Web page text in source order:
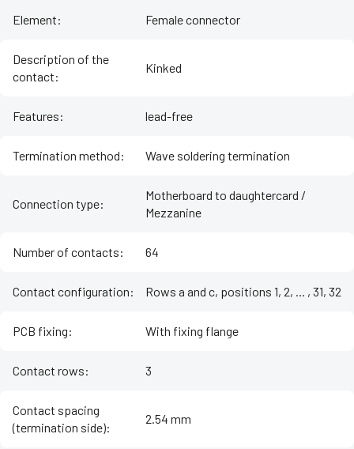
Element: Female connector
Description of the
contact:
Kinked
Features: lead-free
Termination method: Wave soldering termination
Connection type:
Motherboard to daughtercard /
Mezzanine
Number of contacts: 64
Contact configuration: Rows a and c, positions 1, 2, ... , 31, 32
PCB fixing: With fixing flange
Contact rows: 3
Contact spacing
(termination side):
2.54 mm